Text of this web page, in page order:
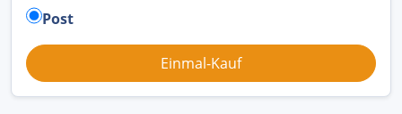
Post